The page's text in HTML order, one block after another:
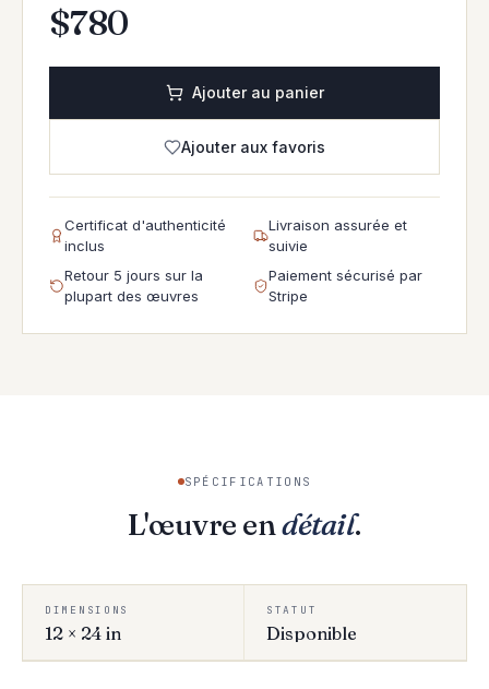
$780
Ajouter au panier
Ajouter aux favoris
Certificat d'authenticité
inclus
Livraison assurée et
suivie
Retour 5 jours sur la
plupart des œuvres
Paiement sécurisé par
Stripe
SPÉCIFICATIONS
L'œuvre endétail.
DIMENSIONS
12 × 24 in
STATUT
Disponible